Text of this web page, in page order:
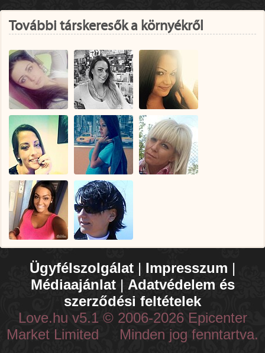
További társkeresők a környékről
Ügyfélszolgálat | Impresszum |
Médiaajánlat| Adatvédelem és
szerződési feltételek
Love.hu v5.1 © 2006-2026 Epicenter
Market Limited Minden jog fenntartva.